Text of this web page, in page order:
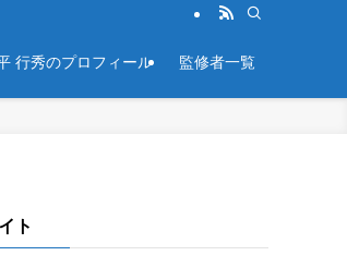
行秀のプロフィール 監修者一覧
ト